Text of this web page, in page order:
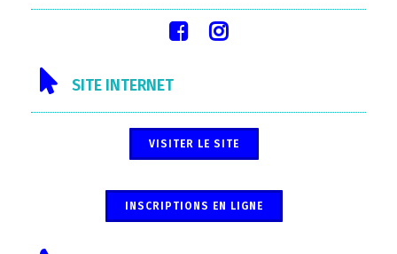
SITE INTERNET
VISITER LE SITE
INSCRIPTIONS EN LIGNE